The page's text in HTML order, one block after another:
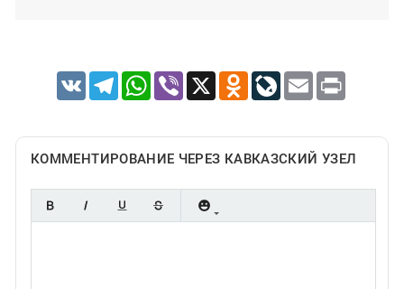
VK TelegramWhatsApp
Viber X Odnoklassniki
LiveJournal
Email Print
КОММЕНТИРОВАНИЕ ЧЕРЕЗ КАВКАЗСКИЙ УЗЕЛ